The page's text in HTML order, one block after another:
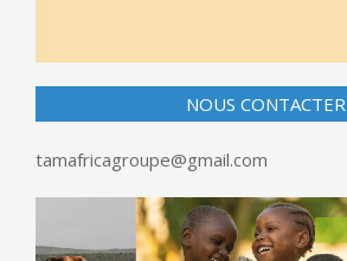
NOUS CONTACTER
tamafricagroupe@gmail.com